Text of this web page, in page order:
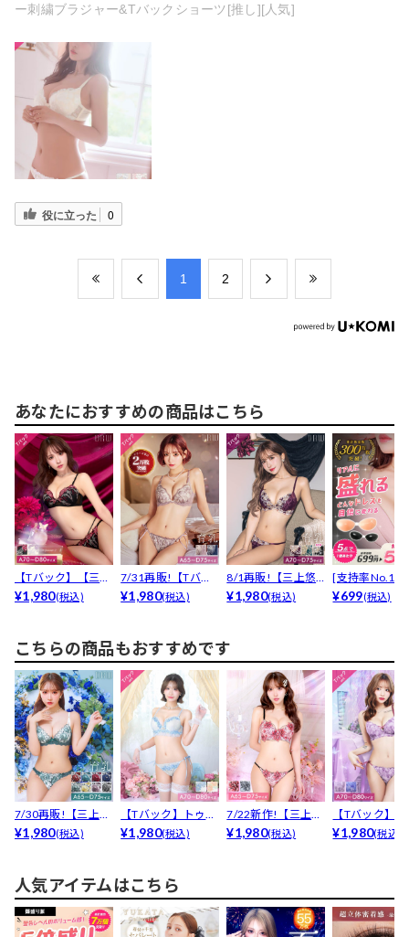
ー刺繍ブラジャー&Tバックショーツ[推し][人気]
役に立った 0
​1 ​2
あなたにおすすめの商品はこちら
【Tバック】【三上
悠亜着用】グレイ
¥1,980(税込)
7/31再販!【Tバッ
ク】ダスティジュ...
¥1,980(税込)
8/1再販!【三上悠
亜着用】【Tバッ
¥1,980(税込)
[支持率No.1★
コン100％ヌ
¥699(税込)
こちらの商品もおすすめです
7/30再販!【三上悠
亜着用】ゴージャ...
¥1,980(税込)
【Tバック】トゥウ
ィンクルケミカル
¥1,980(税込)
7/22新作!【三上悠
亜着用】ブルーミ...
¥1,980(税込)
【Tバック】
スハイドレン
¥1,980(税込)
人気アイテムはこちら